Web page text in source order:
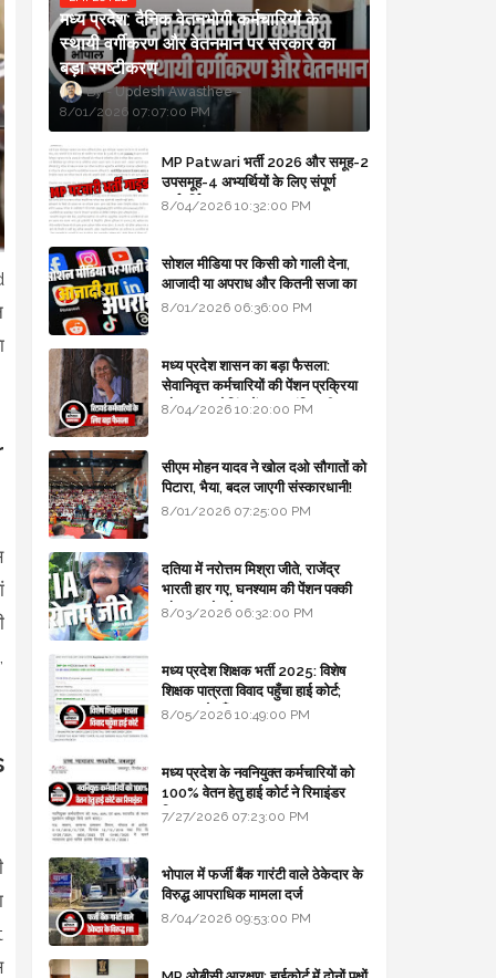
मध्य प्रदेश: दैनिक वेतनभोगी कर्मचारियों के
स्थायी वर्गीकरण और वेतनमान पर सरकार का
बड़ा स्पष्टीकरण
Updesh Awasthee
8/01/2026 07:07:00 PM
MP Patwari भर्ती 2026 और समूह-2
उपसमूह-4 अभ्यर्थियों के लिए संपूर्ण
मार्गदर्शिका
8/04/2026 10:32:00 PM
सोशल मीडिया पर किसी को गाली देना,
आजादी या अपराध और कितनी सजा का
प्रावधान - free legal advice
8/01/2026 06:36:00 PM
मध्य प्रदेश शासन का बड़ा फैसला:
सेवानिवृत्त कर्मचारियों की पेंशन प्रक्रिया
और बजट कोडिंग में हुए क्रांतिकारी
8/04/2026 10:20:00 PM
सीएम मोहन यादव ने खोल दओ सौगातों को
पिटारा, भैया, बदल जाएगी संस्कारधानी!
8/01/2026 07:25:00 PM
दतिया में नरोत्तम मिश्रा जीते, राजेंद्र
भारती हार गए, घनश्याम की पेंशन पक्की
और आशुतोष बैक टू...
8/03/2026 06:32:00 PM
मध्य प्रदेश शिक्षक भर्ती 2025: विशेष
शिक्षक पात्रता विवाद पहुँचा हाई कोर्ट;
सरकार से माँगा जवाब
8/05/2026 10:49:00 PM
मध्य प्रदेश के नवनियुक्त कर्मचारियों को
100% वेतन हेतु हाई कोर्ट ने रिमाइंडर
लिखा
7/27/2026 07:23:00 PM
भोपाल में फर्जी बैंक गारंटी वाले ठेकेदार के
विरुद्ध आपराधिक मामला दर्ज
8/04/2026 09:53:00 PM